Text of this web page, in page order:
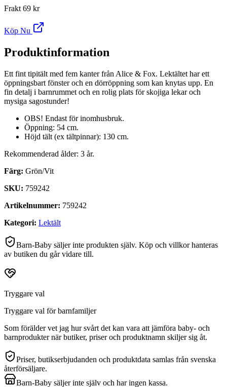
Frakt 69 kr
Köp Nu
Produktinformation
Ett fint tipitält med fem kanter från Alice & Fox. Lektältet har ett
öppningsbart fönster och en dörröppning som kan knytas upp. En
fin detalj i barnrummet och en rolig plats för skojiga lekar och
mysiga sagostunder!
OBS! Endast för inomhusbruk.
Öppning: 54 cm.
Höjd tält (ex tältpinnar): 130 cm.
Rekommenderad ålder: 3 år.
Färg: Grön/Vit
SKU: 759242
Artikelnummer: 759242
Kategori: Lektält
Barn-Baby säljer inte produkten själv. Köp och villkor hanteras
av butiken du går vidare till.
Tryggare val
Tryggare val för barnfamiljer
Som förälder vet jag hur svårt det kan vara att jämföra baby- och
barnprodukter när butiker, priser och produktnamn skiljer sig åt.
Priser, butikserbjudanden och produktdata samlas från svenska
återförsäljare.
Barn-Baby säljer inte själv och har ingen kassa.